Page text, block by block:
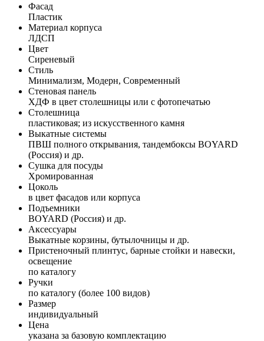
Фасад
Пластик
Материал корпуса
ЛДСП
Цвет
Сиреневый
Стиль
Минимализм, Модерн, Современный
Стеновая панель
ХДФ в цвет столешницы или с фотопечатью
Столешница
пластиковая; из искусственного камня
Выкатные системы
ПВШ полного открывания, тандембоксы BOYARD
(Россия) и др.
Сушка для посуды
Хромированная
Цоколь
в цвет фасадов или корпуса
Подъемники
BOYARD (Россия) и др.
Аксессуары
Выкатные корзины, бутылочницы и др.
Пристеночный плинтус, барные стойки и навески,
освещение
по каталогу
Ручки
по каталогу (более 100 видов)
Размер
индивидуальный
Цена
указана за базовую комплектацию